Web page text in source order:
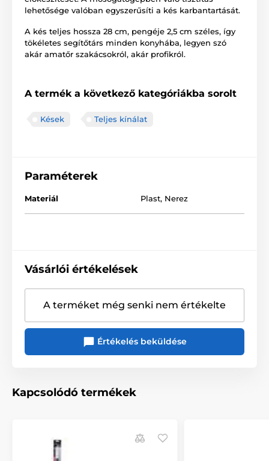
lehetősége valóban egyszerűsíti a kés karbantartását.
A kés teljes hossza 28 cm, pengéje 2,5 cm széles, így
tökéletes segítőtárs minden konyhába, legyen szó
akár amatőr szakácsokról, akár profikról.
A termék a következő kategóriákba sorolt
Kések Teljes kínálat
Paraméterek
Materiál Plast, Nerez
Vásárlói értékelések
A terméket még senki nem értékelte
Értékelés beküldése
Kapcsolódó termékek